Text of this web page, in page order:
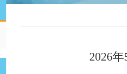
2026